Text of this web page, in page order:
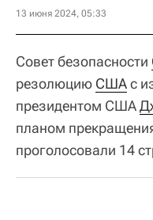
13 июня 2024, 05:33
Совет безопасности
резолюцию СШАс
президентом США
планом
проголосовали 14